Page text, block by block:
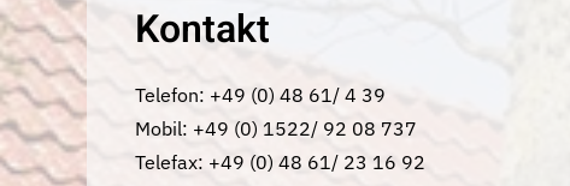
Kontakt
Telefon: +49 (0) 48 61/ 4 39
Mobil: +49 (0) 1522/ 92 08 737
Telefax: +49 (0) 48 61/ 23 16 92